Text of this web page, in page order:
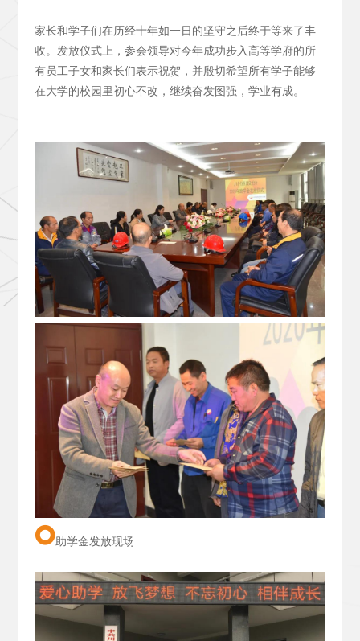
家长和学子们在历经十年如一日的坚守之后终于等来了丰
收。发放仪式上，参会领导对今年成功步入高等学府的所
有员工子女和家长们表示祝贺，并殷切希望所有学子能够
在大学的校园里初心不改，继续奋发图强，学业有成。
助学金发放现场